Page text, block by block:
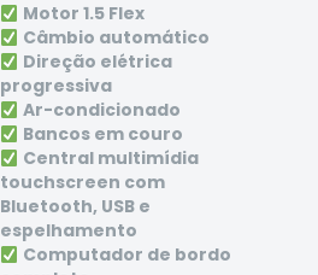
Motor 1.5 Flex
Câmbio automático
Direção elétrica
progressiva
Ar-condicionado
Bancos em couro
Central multimídia
touchscreen com
Bluetooth, USB e
espelhamento
Computador de bordo